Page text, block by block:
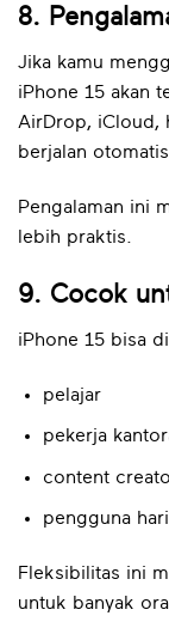
8.
Jika kamu
iPhone 15 akan
AirDrop, iCloud,
berjalan otomatis.
Pengalaman ini
lebih praktis.
9. Cocok
iPhone 15 bisa
pelajar
pekerja
content
pengguna
Fleksibilitas ini
untuk banyak